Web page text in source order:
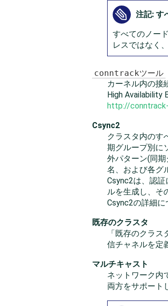
注記: す
すべてのノー
レスではなく、
conntrackツール
カーネル内の接
High Availability
http://
Csync2
クラスタ内のす
期グループ別に
外パターン(同
名、および各グ
Csync2は、認
ルを生成し、そ
Csync2の詳細に
既存のクラスタ
「既存のクラス
信チャネルを定
マルチキャスト
ネットワーク内
両方をサポート